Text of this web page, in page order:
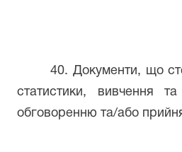
40. Документи, що
статистики, вивчення
обговоренню та/або